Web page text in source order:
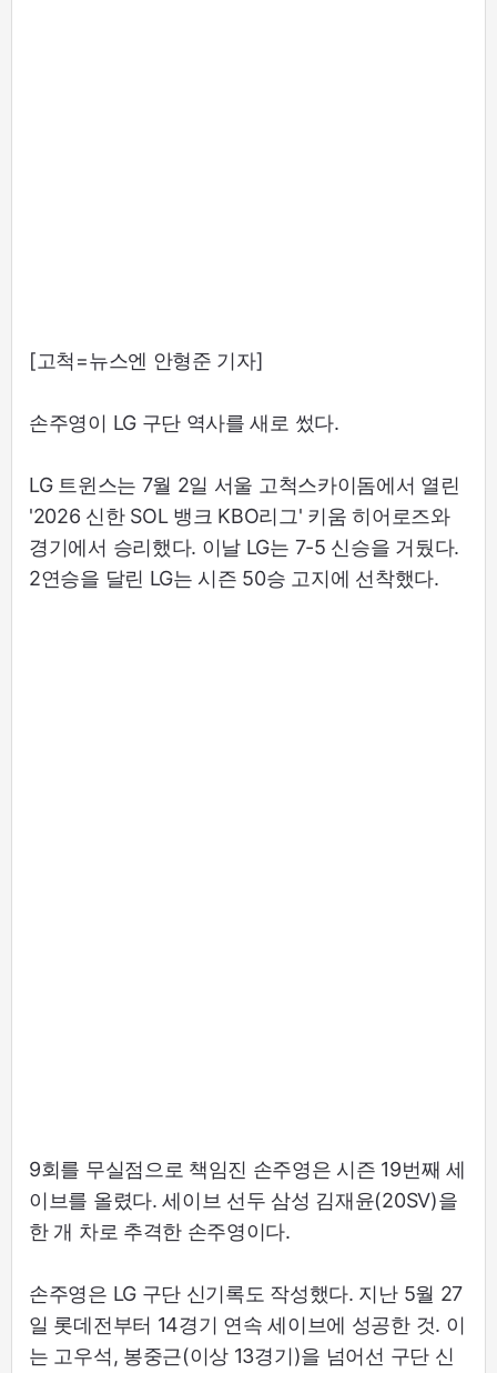
[고척=뉴스엔 안형준 기자]
손주영이 LG 구단 역사를 새로 썼다.
LG 트윈스는 7월 2일 서울 고척스카이돔에서 열린
'2026 신한 SOL 뱅크 KBO리그' 키움 히어로즈와
경기에서 승리했다. 이날 LG는 7-5 신승을 거뒀다.
2연승을 달린 LG는 시즌 50승 고지에 선착했다.
9회를 무실점으로 책임진 손주영은 시즌 19번째 세
이브를 올렸다. 세이브 선두 삼성 김재윤(20SV)을
한 개 차로 추격한 손주영이다.
손주영은 LG 구단 신기록도 작성했다. 지난 5월 27
일 롯데전부터 14경기 연속 세이브에 성공한 것. 이
는 고우석, 봉중근(이상 13경기)을 넘어선 구단 신